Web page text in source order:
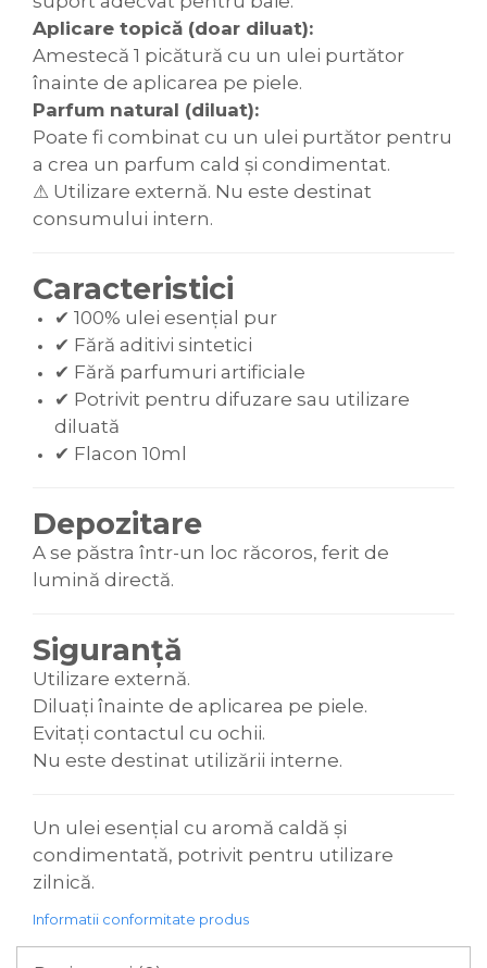
Aplicare topică (doar diluat):
Amestecă 1 picătură cu un ulei purtător
înainte de aplicarea pe piele.
Parfum natural (diluat):
Poate fi combinat cu un ulei purtător pentru
a crea un parfum cald și condimentat.
⚠ Utilizare externă. Nu este destinat
consumului intern.
Caracteristici
✔ 100% ulei esențial pur
✔ Fără aditivi sintetici
✔ Fără parfumuri artificiale
✔ Potrivit pentru difuzare sau utilizare
diluată
✔ Flacon 10ml
Depozitare
A se păstra într-un loc răcoros, ferit de
lumină directă.
Siguranță
Utilizare externă.
Diluați înainte de aplicarea pe piele.
Evitați contactul cu ochii.
Nu este destinat utilizării interne.
Un ulei esențial cu aromă caldă și
condimentată, potrivit pentru utilizare
zilnică.
Informatii conformitate produs